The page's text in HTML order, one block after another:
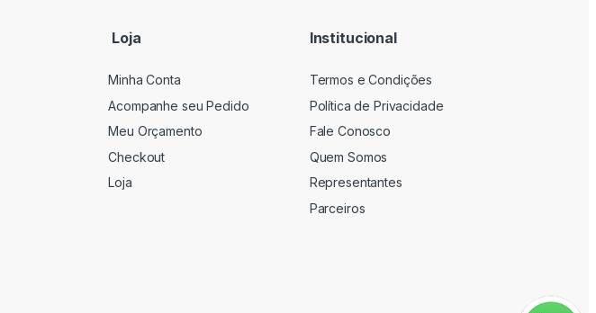
Loja
Minha Conta
Acompanhe seu Pedido
Meu Orçamento
Checkout
Loja
Institucional
Termos e Condições
Política de Privacidade
Fale Conosco
Quem Somos
Representantes
Parceiros